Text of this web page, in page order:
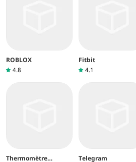
ROBLOX
4.8
Fitbit
4.1
Thermomètre
Telegram